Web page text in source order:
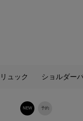
リュック ショルダー
予約
NEW